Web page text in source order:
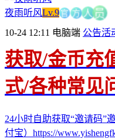
夜雨听风Lv.9官方 人 员
10-24 12:11 电脑端 公告活
获取/金币充
式/各种常见
24小时自助获取“邀请码”
付宝）https://